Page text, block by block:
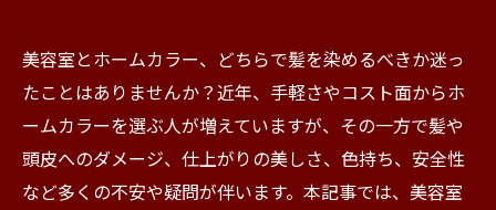
美容室とホームカラー、どちらで髪を染めるべきか迷っ
たことはありませんか？近年、手軽さやコスト面からホ
ームカラーを選ぶ人が増えていますが、その一方で髪や
頭皮へのダメージ、仕上がりの美しさ、色持ち、安全性
など多くの不安や疑問が伴います。本記事では、美容室